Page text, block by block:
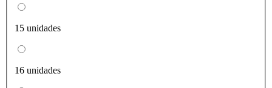
15 unidades
16 unidades